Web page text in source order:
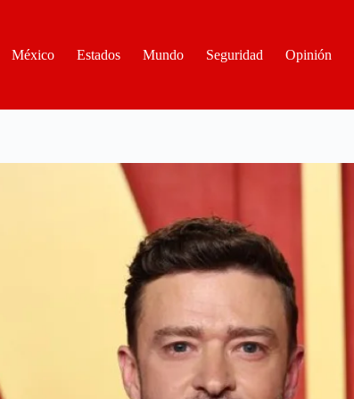
México
Estados Mundo Seguridad Opinión